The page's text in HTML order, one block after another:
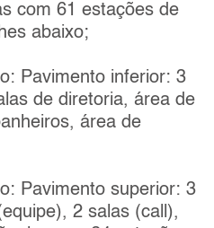
com 61 estações de
abaixo;
Pavimento inferior: 3
de diretoria, área de
área de
Pavimento superior: 3
2 salas (call),